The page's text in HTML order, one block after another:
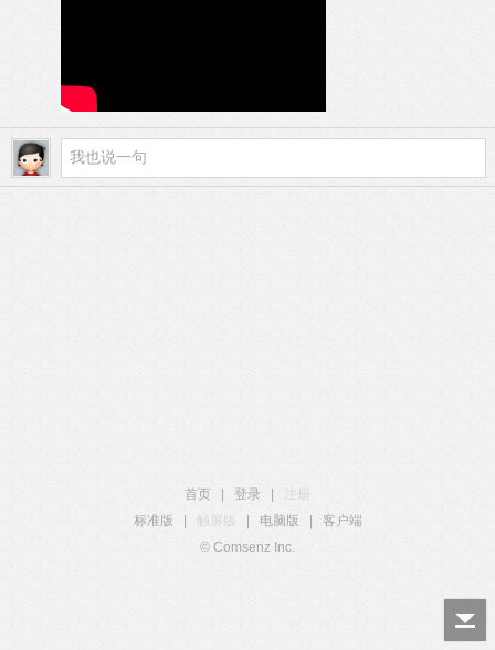
首页 登录
标准版
触屏版 电脑版
客户端
© Comsenz Inc.